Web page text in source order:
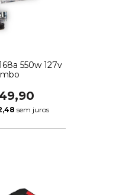
550w 127v
sem juros